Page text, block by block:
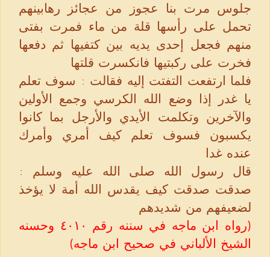
جلوس مرت بنا عجوز من عجائز رهابينهم
تحمل على رأسها قلة من ماء فمرت بفتى
منهم فجعل إحدى يديه بين كتفيها ثم دفعها
فخرت على ركبتيها فانكسرت قلتها
فلما ارتفعت التفتت إليه فقالت : سوف تعلم
يا غدر إذا وضع الله الكرسي وجمع الأولين
والآخرين وتكلمت الأيدي والأرجل بما كانوا
يكسبون فسوف تعلم كيف أمري وأمرك
عنده غدا
قال رسول الله صلى الله عليه وسلم :
صدقت صدقت كيف يقدس الله أمة لا يؤخذ
لضعيفهم من شديدهم
(رواه ابن ماجه في سننه رقم ٤٠١٠ وحسنه
الشيخ الألباني في صحيح ابن ماجه)